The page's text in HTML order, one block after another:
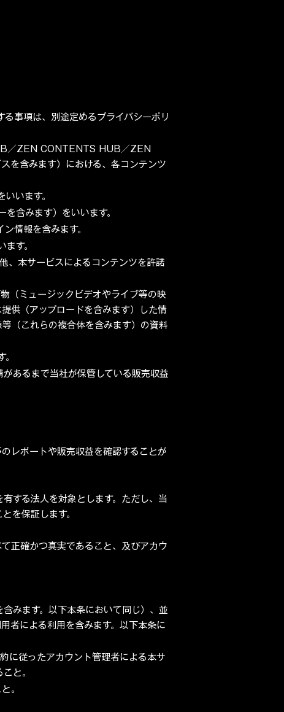
事項は、別途定めるプライバシーポリ
／ZEN CONTENTS HUB／ZEN
含みます）における、各コンテンツ
います。
含みます）をいいます。
情報を含みます。
す。
、本サービスによるコンテンツを許諾
（ミュージックビデオやライブ等の映
供（アップロードを含みます）した情
（これらの複合体を含みます）の資料
あるまで当社が保管している販売収益
レポートや販売収益を確認することが
する法人を対象とします。ただし、当
を保証します。
正確かつ真実であること、及びアカウ
みます。以下本条において同じ）、並
者による利用を含みます。以下本条に
に従ったアカウント管理者による本サ
と。
。